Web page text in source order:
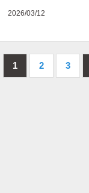
2026/03/12
1 2 3